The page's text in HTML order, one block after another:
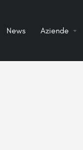
News Aziende